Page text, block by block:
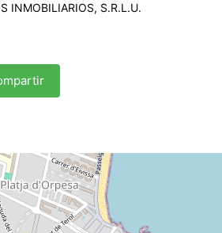
INMOBILIARIOS, S.R.L.U.